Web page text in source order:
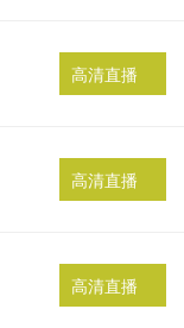
高清直播
高清直播
高清直播